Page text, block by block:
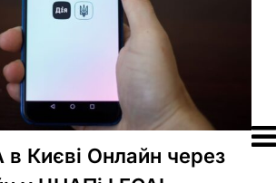
Києві Онлайн через